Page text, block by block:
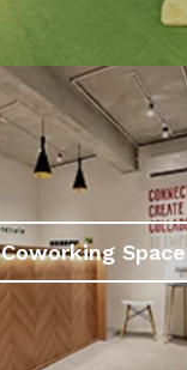
Coworking Space